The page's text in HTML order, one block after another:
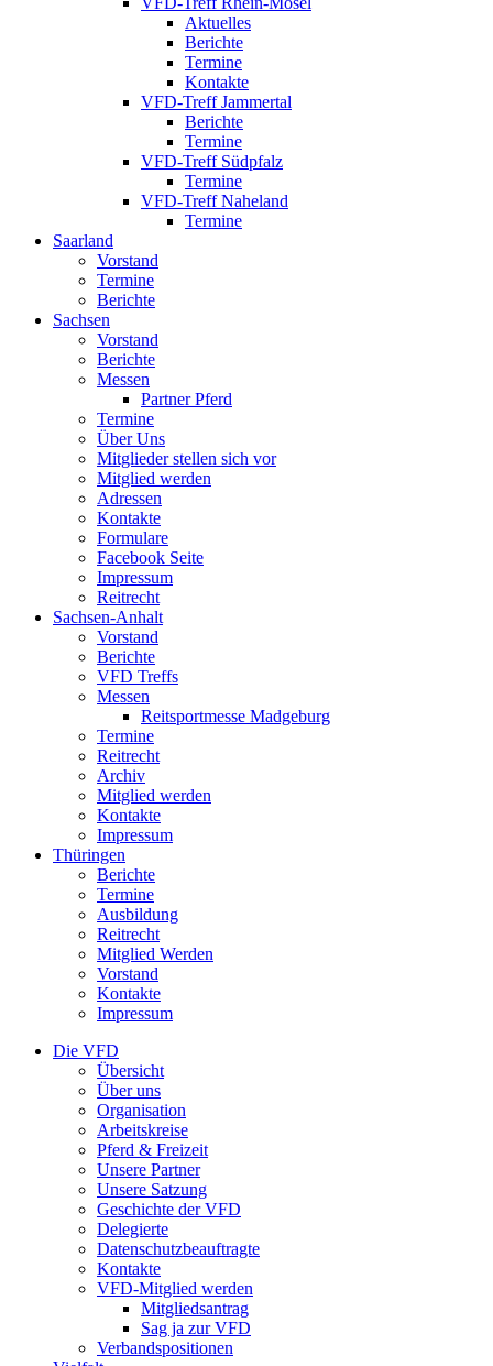
Aktuelles
Berichte
Termine
Kontakte
VFD-Treff Jammertal
Berichte
Termine
VFD-Treff Südpfalz
Termine
VFD-Treff Naheland
Termine
Saarland
Vorstand
Termine
Berichte
Sachsen
Vorstand
Berichte
Messen
Partner Pferd
Termine
Über Uns
Mitglieder stellen sich vor
Mitglied werden
Adressen
Kontakte
Formulare
Facebook Seite
Impressum
Reitrecht
Sachsen-Anhalt
Vorstand
Berichte
VFD Treffs
Messen
Reitsportmesse Madgeburg
Termine
Reitrecht
Archiv
Mitglied werden
Kontakte
Impressum
Thüringen
Berichte
Termine
Ausbildung
Reitrecht
Mitglied Werden
Vorstand
Kontakte
Impressum
Die VFD
Übersicht
Über uns
Organisation
Arbeitskreise
Pferd & Freizeit
Unsere Partner
Unsere Satzung
Geschichte der VFD
Delegierte
Datenschutzbeauftragte
Kontakte
VFD-Mitglied werden
Mitgliedsantrag
Sag ja zur VFD
Verbandspositionen